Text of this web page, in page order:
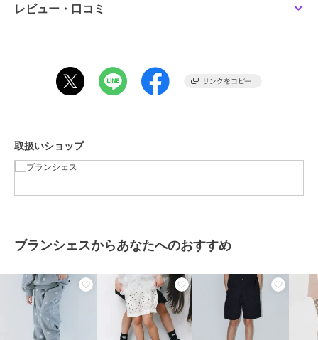
1979 年生まれ
した『妊婦本。自分らしくいつもどおり』(光文社)など著書も多数
Instagramのフォロワー数は20 万人を超える
伸縮性：なし
ポケット：あり
※商品の色味につきまして、お客様のお使いのPCの
違って見える場合が御座います。
予めご了承の上、ご注文下さい。
※店頭・外での撮影画像は光の加減で、
実際の商品より明るく見える場合が御座います。
レビュー・口コミ
取扱いショップ
ブランシェスからあなたへのおすすめ